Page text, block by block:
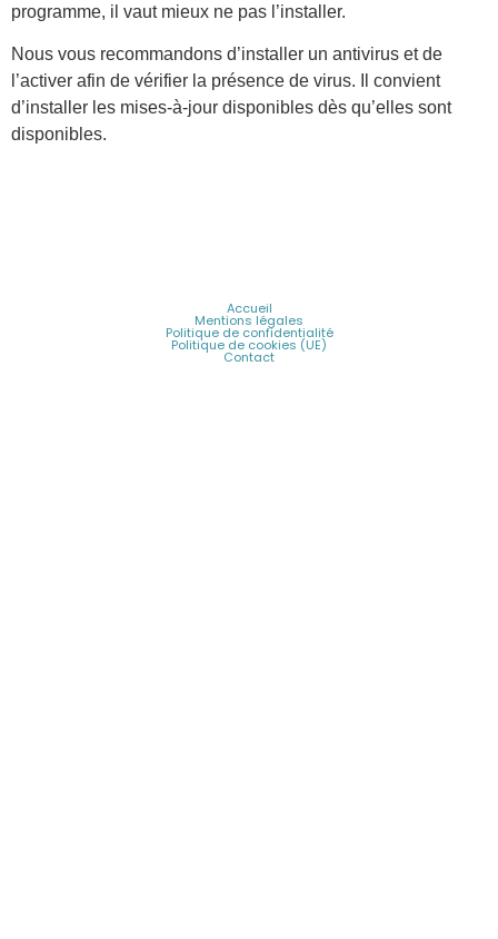
programme, il vaut mieux ne pas l’installer.
Nous vous recommandons d’installer un antivirus et de
l’activer afin de vérifier la présence de virus. Il convient
d’installer les mises-à-jour disponibles dès qu’elles sont
disponibles.
Accueil
Mentions légales
Politique de confidentialité
Politique de cookies (UE)
Contact